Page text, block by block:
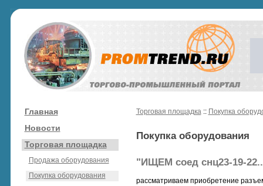
Главная
Новости
Торговая площадка
Продажа оборудования
Покупка оборудования
Торговая площадка:: Покупка
Покупка оборудования
"ИЩЕМ соед снц23-19-
рассматриваем приобретение